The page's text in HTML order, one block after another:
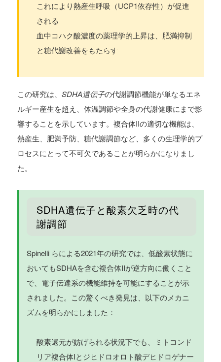
これにより熱産生呼吸（UCP1依存性）が促進
される
血中コハク酸濃度の薬理学的上昇は、肥満抑制
と糖代謝改善をもたらす
この研究は、 SDHA遺伝子の代謝調節機能が単なるエネ
ルギー産生を超え、体温調節や全身の代謝健康にまで影
響することを示しています。複合体IIの適切な機能は、
熱産生、肥満予防、糖代謝調節など、多くの生理学的プ
ロセスにとって不可欠であることが明らかになりまし
た。
SDHA遺伝子と酸素欠乏時の代
謝調節
Spinelli らによる2021年の研究では、低酸素状態に
おいてもSDHAを含む複合体IIが逆方向に働くこと
で、電子伝達系の機能維持を可能にすることが示
されました。この驚くべき発見は、以下のメカニ
ズムを明らかにしました：
酸素還元が妨げられる状況下でも、ミトコンド
リア複合体Iとジヒドロオロト酸デヒドロゲナー